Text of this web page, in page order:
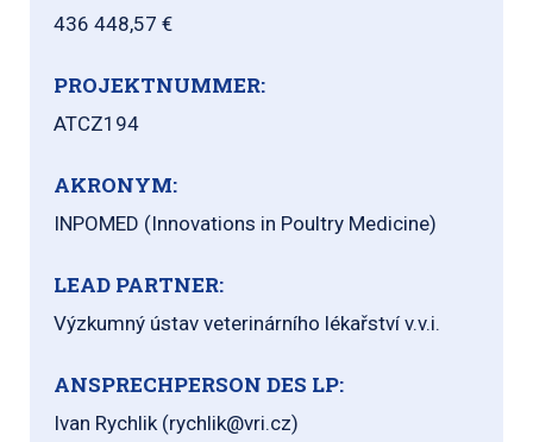
436 448,57 €
PROJEKTNUMMER:
ATCZ194
AKRONYM:
INPOMED (Innovations in Poultry Medicine)
LEAD PARTNER:
Výzkumný ústav veterinárního lékařství v.v.i.
ANSPRECHPERSON DES LP:
Ivan Rychlik (rychlik@vri.cz)